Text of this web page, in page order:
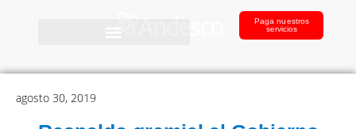
Paga nuestros
servicios
agosto 30, 2019